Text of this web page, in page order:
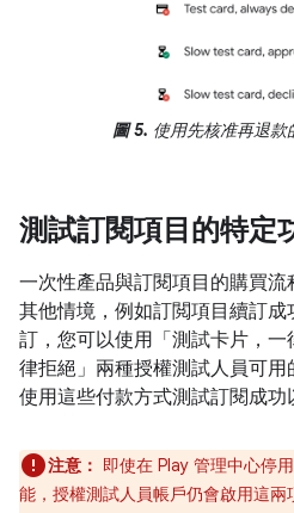
圖 5. 使用先核准再退款
測試訂閱項目的特定
一次性產品與訂閱項目的購買
其他情境，例如訂閲項目續訂
訂，您可以使用「測試卡片，一
律拒絕」 兩種授權測試人員可用
使用這些付款方式測試訂閱成功
注意： 即使在 Play 管理中心停
能，授權測試人員帳戶仍會啟用這兩